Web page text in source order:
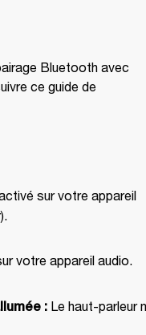
Bluetooth avec
ce guide de
sur votre appareil
votre appareil audio.
: Le haut-parleur